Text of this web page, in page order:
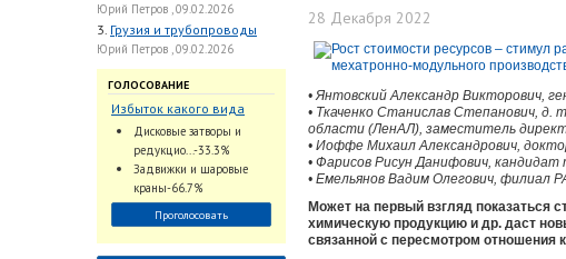
Юрий Петров , 09.02.2026
3. Грузия и трубопроводы
Юрий Петров , 09.02.2026
ГОЛОСОВАНИЕ
Избыток какого вида
трубопроводной
арматуры наблюдается
на Российском рынке с
2024 по 2026 годы?
Дисковые затворы и
редукцио...-33.3%
Задвижки и шаровые
краны-66.7%
Проголосовать
28 Декабря 2022
• Янтовский Александр Викторович,
• Ткаченко Станислав Степанович,
области (ЛенАЛ), заместитель
• Иоффе Михаил Александрович,
• Фарисов Рисун Данифович,
• Емельянов Вадим Олегович, филиал
Может на первый взгляд показаться
химическую продукцию и др. даст
связанной с пересмотром отношения